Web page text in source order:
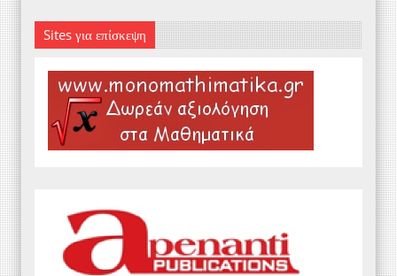
Sites για επίσκεψη